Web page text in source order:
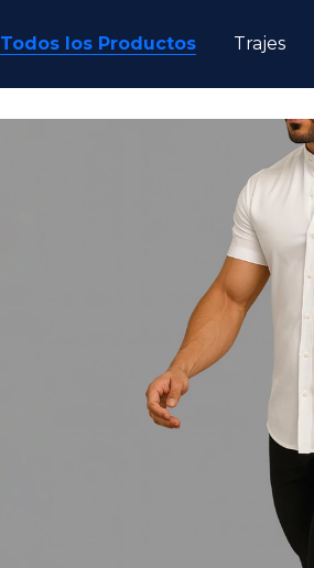
Todos los Productos Trajes